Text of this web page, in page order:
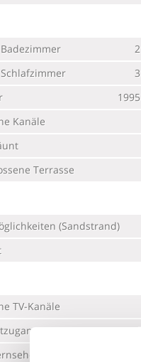
2
3
1995
Kanäle
Terrasse
(Sandstrand)
TV-Kanäle